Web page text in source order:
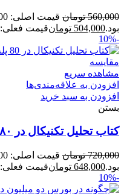
560,000 تومان
بود.504,000 تومانقیمت فعلی: 504,000 تومان.
-10%
مقایسه
مشاهده سریع
افزودن به علاقه‌مندی‌ها
افزودن به سبد خرید
بستن
کتاب تحلیل تکنیکال در ۸۰ پله
720,000 تومان
بود.648,000 تومانقیمت فعلی: 648,000 تومان.
-10%